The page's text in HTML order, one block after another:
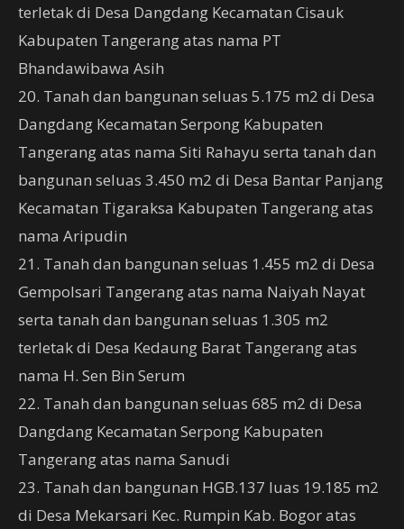
terletak di Desa Dangdang Kecamatan Cisauk
Kabupaten Tangerang atas nama PT
Bhandawibawa Asih
20. Tanah dan bangunan seluas 5.175 m2 di Desa
Dangdang Kecamatan Serpong Kabupaten
Tangerang atas nama Siti Rahayu serta tanah dan
bangunan seluas 3.450 m2 di Desa Bantar Panjang
Kecamatan Tigaraksa Kabupaten Tangerang atas
nama Aripudin
21. Tanah dan bangunan seluas 1.455 m2 di Desa
Gempolsari Tangerang atas nama Naiyah Nayat
serta tanah dan bangunan seluas 1.305 m2
terletak di Desa Kedaung Barat Tangerang atas
nama H. Sen Bin Serum
22. Tanah dan bangunan seluas 685 m2 di Desa
Dangdang Kecamatan Serpong Kabupaten
Tangerang atas nama Sanudi
23. Tanah dan bangunan HGB.137 luas 19.185 m2
di Desa Mekarsari Kec. Rumpin Kab. Bogor atas